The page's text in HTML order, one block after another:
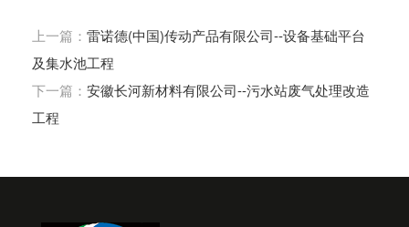
上一篇： 雷诺德(中国)传动产品有限公司--设备基础平台
及集水池工程
下一篇： 安徽长河新材料有限公司--污水站废气处理改造
工程